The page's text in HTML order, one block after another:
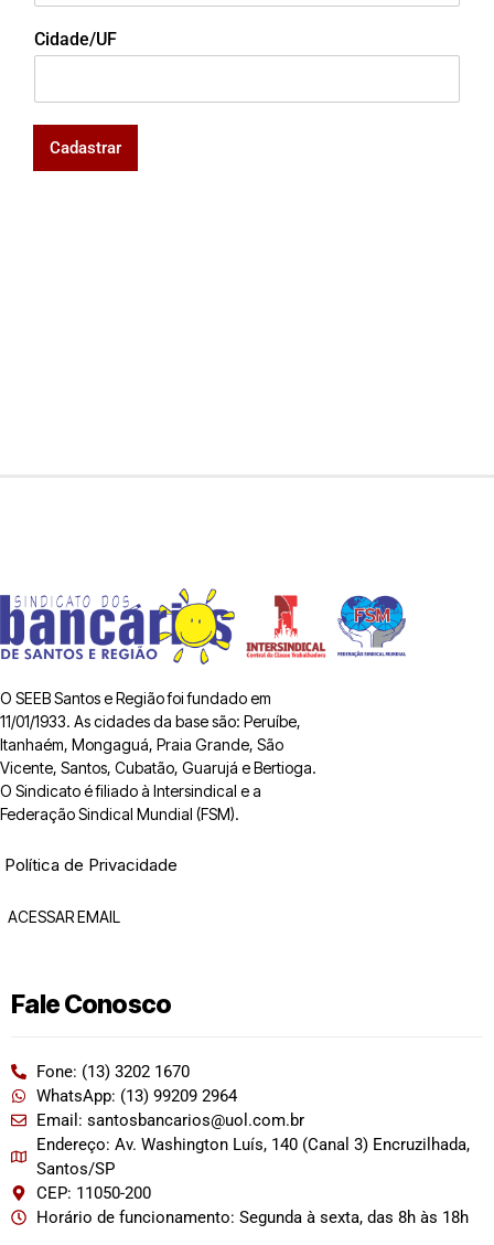
Cidade/UF
Cadastrar
O SEEB Santos e Região foi fundado em
11/01/1933. As cidades da base são: Peruíbe,
Itanhaém, Mongaguá, Praia Grande, São
Vicente, Santos, Cubatão, Guarujá e Bertioga.
O Sindicato é filiado à Intersindical e a
Federação Sindical Mundial (FSM).
Política de Privacidade
ACESSAR EMAIL
Fale Conosco
Fone: (13) 3202 1670
WhatsApp: (13) 99209 2964
Email: santosbancarios@uol.com.br
Endereço: Av. Washington Luís, 140 (Canal 3) Encruzilhada,
Santos/SP
CEP: 11050-200
Horário de funcionamento: Segunda à sexta, das 8h às 18h